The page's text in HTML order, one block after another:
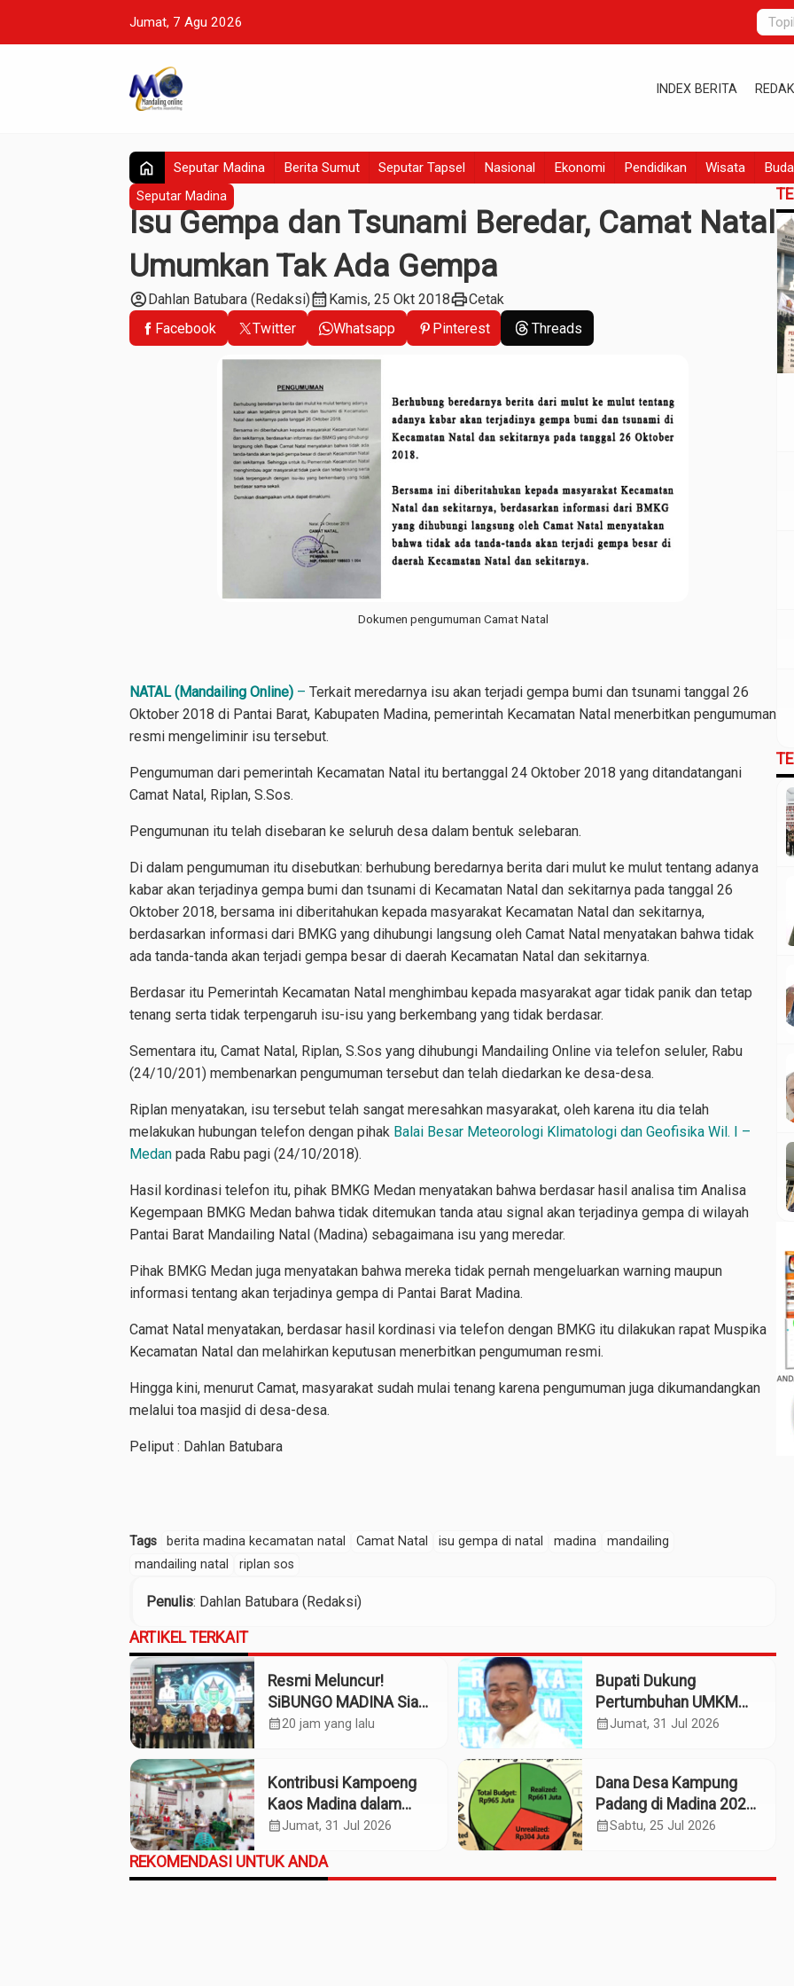
Jumat, 7 Agu 2026
INDEX BERITA
home Seputar Madina Berita Sumut Seputar Tapsel Nasional Ekonomi Pendidikan Wisata
Seputar Madina
Isu Gempa dan Tsunami Beredar, Camat Natal
Umumkan Tak Ada Gempa
account_circleDahlan Batubara (Redaksi)calendar_monthKamis, 25 Okt 2018printCetak
Facebook
Twitter Whatsapp Pinterest Threads
Dokumen pengumuman Camat Natal
NATAL (Mandailing Online) – Terkait meredarnya isu akan terjadi gempa bumi dan tsunami tanggal 26
Oktober 2018 di Pantai Barat, Kabupaten Madina, pemerintah Kecamatan Natal menerbitkan pengumuman
resmi mengeliminir isu tersebut.
Pengumuman dari pemerintah Kecamatan Natal itu bertanggal 24 Oktober 2018 yang ditandatangani
Camat Natal, Riplan, S.Sos.
Pengumunan itu telah disebaran ke seluruh desa dalam bentuk selebaran.
Di dalam pengumuman itu disebutkan: berhubung beredarnya berita dari mulut ke mulut tentang adanya
kabar akan terjadinya gempa bumi dan tsunami di Kecamatan Natal dan sekitarnya pada tanggal 26
Oktober 2018, bersama ini diberitahukan kepada masyarakat Kecamatan Natal dan sekitarnya,
berdasarkan informasi dari BMKG yang dihubungi langsung oleh Camat Natal menyatakan bahwa tidak
ada tanda-tanda akan terjadi gempa besar di daerah Kecamatan Natal dan sekitarnya.
Berdasar itu Pemerintah Kecamatan Natal menghimbau kepada masyarakat agar tidak panik dan tetap
tenang serta tidak terpengaruh isu-isu yang berkembang yang tidak berdasar.
Sementara itu, Camat Natal, Riplan, S.Sos yang dihubungi Mandailing Online via telefon seluler, Rabu
(24/10/201) membenarkan pengumuman tersebut dan telah diedarkan ke desa-desa.
Riplan menyatakan, isu tersebut telah sangat meresahkan masyarakat, oleh karena itu dia telah
melakukan hubungan telefon dengan pihak Balai Besar Meteorologi Klimatologi dan Geofisika Wil. I –
Medan pada Rabu pagi (24/10/2018).
Hasil kordinasi telefon itu, pihak BMKG Medan menyatakan bahwa berdasar hasil analisa tim Analisa
Kegempaan BMKG Medan bahwa tidak ditemukan tanda atau signal akan terjadinya gempa di wilayah
Pantai Barat Mandailing Natal (Madina) sebagaimana isu yang meredar.
Pihak BMKG Medan juga menyatakan bahwa mereka tidak pernah mengeluarkan warning maupun
informasi tentang akan terjadinya gempa di Pantai Barat Madina.
Camat Natal menyatakan, berdasar hasil kordinasi via telefon dengan BMKG itu dilakukan rapat Muspika
Kecamatan Natal dan melahirkan keputusan menerbitkan pengumuman resmi.
Hingga kini, menurut Camat, masyarakat sudah mulai tenang karena pengumuman juga dikumandangkan
melalui toa masjid di desa-desa.
Peliput : Dahlan Batubara
Tags berita madina kecamatan natal Camat Natal isu gempa di natal madina
mandailing
mandailing natal
riplan sos
Penulis: Dahlan Batubara (Redaksi)
ARTIKEL TERKAIT
Resmi Meluncur!
SiBUNGO MADINA Siap
Optimalkan Pendapatan
calendar_month20 jam yang lalu
Bupati Dukung
Pertumbuhan UMKM
Termasuk Kampoeng
calendar_monthJumat, 31 Jul 2026
Kontribusi Kampoeng
Kaos Madina dalam
Industri Budaya dan
calendar_monthJumat, 31 Jul 2026
Dana Desa Kampung
Padang di Madina 2025:
Pagu Rp965 Juta,
calendar_monthSabtu, 25 Jul 2026
REKOMENDASI UNTUK ANDA